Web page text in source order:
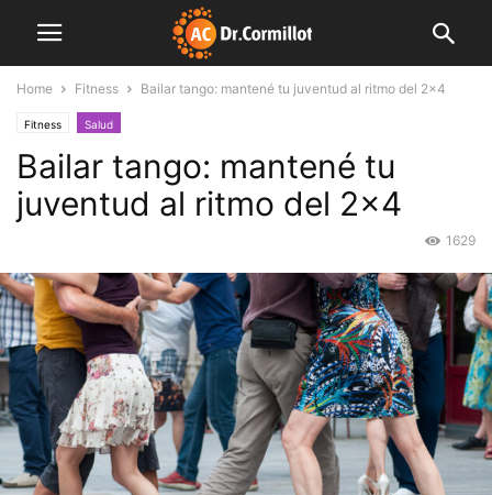
Home Fitness Bailar tango: mantené tu juventud al ritmo del 2×4
Fitness Salud
Bailar tango: mantené tu
juventud al ritmo del 2×4
1629